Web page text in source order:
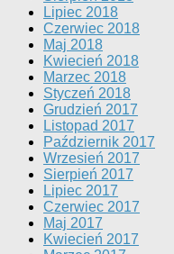
Lipiec 2018
Czerwiec 2018
Maj 2018
Kwiecień 2018
Marzec 2018
Styczeń 2018
Grudzień 2017
Listopad 2017
Październik 2017
Wrzesień 2017
Sierpień 2017
Lipiec 2017
Czerwiec 2017
Maj 2017
Kwiecień 2017